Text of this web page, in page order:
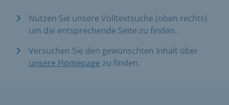
Nutzen Sie unsere Volltextsuche (oben rechts)
um die entsprechende Seite zu finden.
Versuchen Sie den gewünschten Inhalt über
unsere Homepage zu finden.